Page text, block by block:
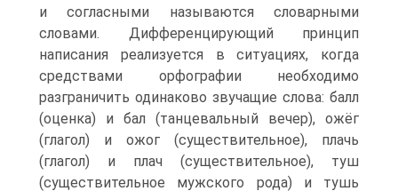
и согласными называются словарными
словами. Дифференцирующий принцип
написания реализуется в ситуациях, когда
средствами орфографии необходимо
разграничить одинаково звучащие слова: балл
(оценка) и бал (танцевальный вечер), ожёг
(глагол) и ожог (существительное), плачь
(глагол) и плач (существительное), туш
(существительное мужского рода) и тушь